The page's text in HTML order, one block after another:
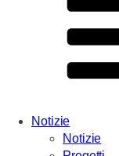
Notizie
Notizie